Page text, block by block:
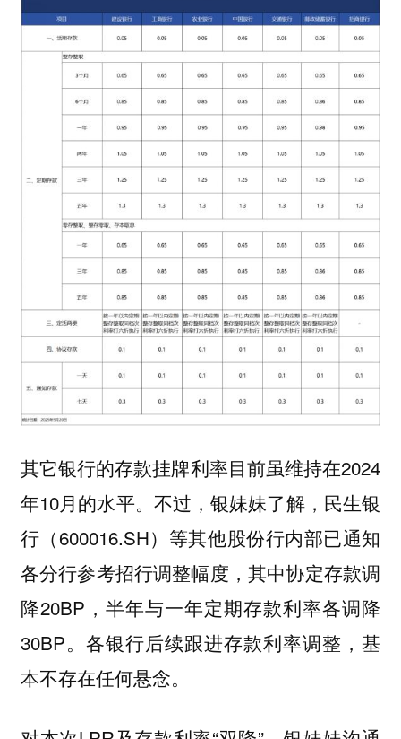
其它银行的存款挂牌利率目前虽维持在2024
年10月的水平。不过，银妹妹了解，民生银
行（600016.SH）等其他股份行内部已通知
各分行参考招行调整幅度，其中协定存款调
降20BP，半年与一年定期存款利率各调降
30BP。各银行后续跟进存款利率调整，基
本不存在任何悬念。